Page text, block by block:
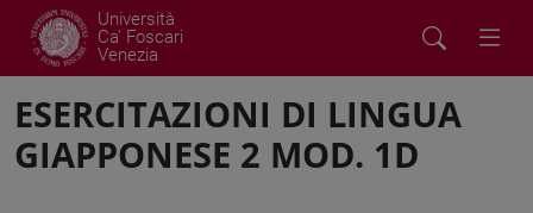
Università
Ca' Foscari
Venezia
ESERCITAZIONI DI LINGUA
GIAPPONESE 2 MOD. 1D